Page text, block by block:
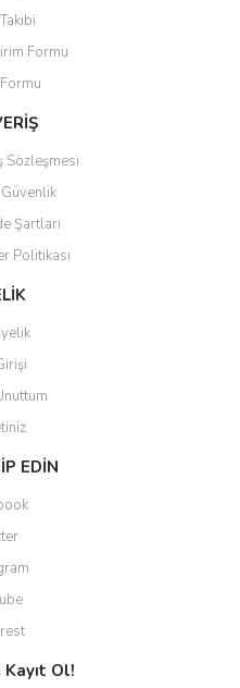
görüntülenemiyor.
bulunuyor.
Formu
Sözleşmesi
Şartları
Politikası
EDİN
Ol!